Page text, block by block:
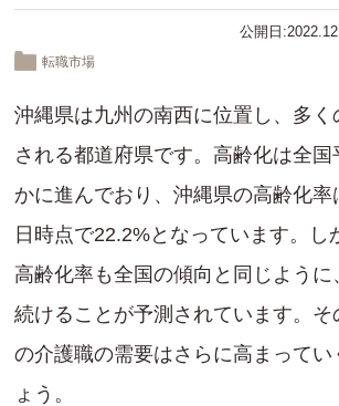
公開日
転職市場
沖縄県は九州の南西に位置し、多
される都道府県です。高齢化は全
かに進んでおり、沖縄県の高齢化
日時点で22.2%となっています。し
高齢化率も全国の傾向と同じように
続けることが予測されています。
の介護職の需要はさらに高まってい
ょう。